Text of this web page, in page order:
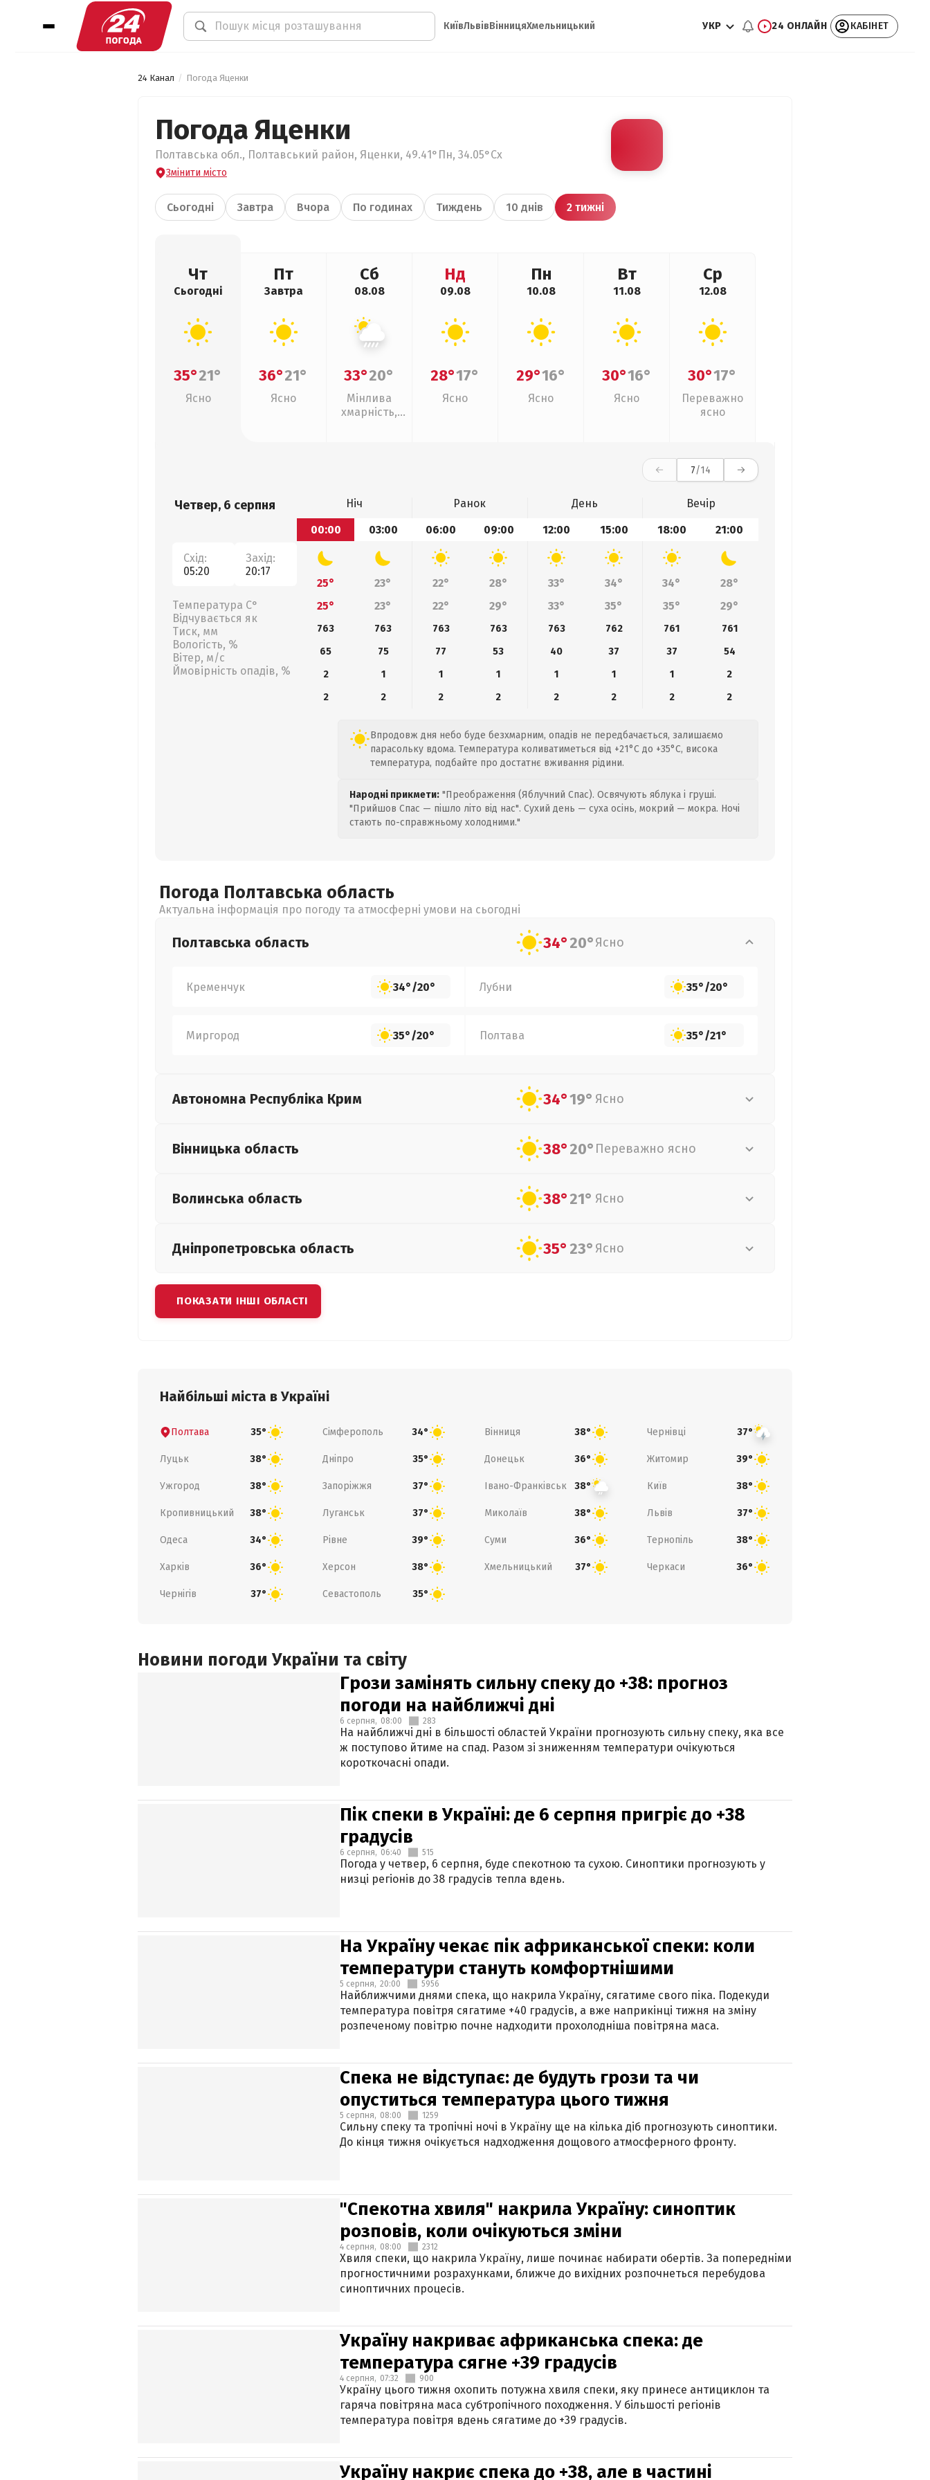
КиївЛьвівВінницяХмельницький УКР 24 ОНЛАЙН КАБІНЕТ
24 Канал Погода Яценки
Погода Яценки
Полтавська обл., Полтавський район, Яценки, 49.41°Пн, 34.05°Сх
Змінити місто
Сьогодні Завтра Вчора По годинах Тиждень 10 днів 2 тижні
Чт
Сьогодні
35°21°
Ясно
Пт
Завтра
36°21°
Ясно
Сб
08.08
33°20°
Мінлива
хмарність,
Нд
09.08
28°17°
Ясно
Пн
10.08
29°16°
Ясно
Вт
11.08
30°16°
Ясно
Ср
12.08
30°17°
Переважно
ясно
7/14
Четвер, 6 серпня
Схід:
05:20
Захід:
20:17
Температура С°
Відчувається як
Тиск, мм
Вологість, %
Вітер, м/с
Ймовірність опадів, %
Ніч Ранок День
Вечір
00:00
03:00 06:00 09:00 12:00 15:00 18:00 21:00
25° 23° 22° 28° 33° 34° 34°
28°
25°
23° 22° 29° 33° 35° 35° 29°
763 763 763 763 763 762 761
761
65
75 77 53 40 37 37
54
2
1 1 1 1 1 1
2
2
2 2 2 2 2 2 2
Впродовж дня небо буде безхмарним, опадів не передбачається, залишаємо
парасольку вдома. Температура коливатиметься від +21°C до +35°C, висока
температура, подбайте про достатнє вживання рідини.
Народні прикмети: "Преображення (Яблучний Спас). Освячують яблука і груші.
"Прийшов Спас — пішло літо від нас". Сухий день — суха осінь, мокрий — мокра. Ночі
стають по-справжньому холодними."
Погода Полтавська область
Актуальна інформація про погоду та атмосферні умови на сьогодні
Полтавська область 34°20°Ясно
Кременчук 34°/20° Лубни 35°/20°
Миргород 35°/20° Полтава 35°/21°
Автономна Республіка Крим 34°19° Ясно
Вінницька область 38°20° Переважно ясно
Волинська область 38°21° Ясно
Дніпропетровська область 35°23° Ясно
ПОКАЗАТИ ІНШІ ОБЛАСТІ
Найбільші міста в Україні
Полтава 35° Сімферополь 34° Вінниця 38° Чернівці 37°
Луцьк 38° Дніпро 35° Донецьк 36° Житомир 39°
Ужгород 38° Запоріжжя 37° Івано-Франківськ 38° Київ 38°
Кропивницький 38° Луганськ 37° Миколаїв 38° Львів 37°
Одеса 34° Рівне 39° Суми 36° Тернопіль 38°
Харків 36° Херсон 38° Хмельницький 37° Черкаси 36°
Чернігів 37° Севастополь 35°
Новини погоди України та світу
Грози замінять сильну спеку до +38: прогноз
погоди на найближчі дні
6 серпня, 08:00 283
На найближчі дні в більшості областей України прогнозують сильну спеку, яка все
ж поступово йтиме на спад. Разом зі зниженням температури очікуються
короткочасні опади.
Пік спеки в Україні: де 6 серпня пригріє до +38
градусів
6 серпня, 06:40 515
Погода у четвер, 6 серпня, буде спекотною та сухою. Синоптики прогнозують у
низці регіонів до 38 градусів тепла вдень.
На Україну чекає пік африканської спеки: коли
температури стануть комфортнішими
5 серпня, 20:00 5956
Найближчими днями спека, що накрила Україну, сягатиме свого піка. Подекуди
температура повітря сягатиме +40 градусів, а вже наприкінці тижня на зміну
розпеченому повітрю почне надходити прохолодніша повітряна маса.
Спека не відступає: де будуть грози та чи
опуститься температура цього тижня
5 серпня, 08:00 1259
Сильну спеку та тропічні ночі в Україну ще на кілька діб прогнозують синоптики.
До кінця тижня очікується надходження дощового атмосферного фронту.
"Спекотна хвиля" накрила Україну: синоптик
розповів, коли очікуються зміни
4 серпня, 08:00 2312
Хвиля спеки, що накрила Україну, лише починає набирати обертів. За попередніми
прогностичними розрахунками, ближче до вихідних розпочнеться перебудова
синоптичних процесів.
Україну накриває африканська спека: де
температура сягне +39 градусів
4 серпня, 07:32 900
Україну цього тижня охопить потужна хвиля спеки, яку принесе антициклон та
гаряча повітряна маса субтропічного походження. У більшості регіонів
температура повітря вдень сягатиме до +39 градусів.
Україну накриє спека до +38, але в частині